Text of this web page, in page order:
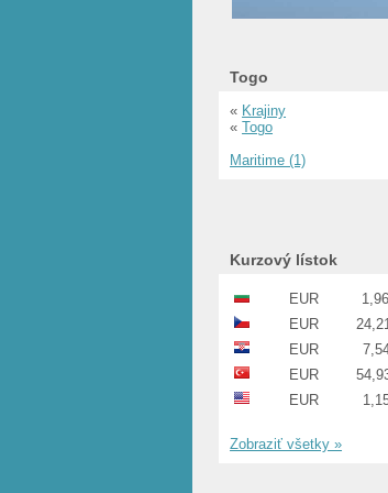
Togo
« Krajiny
«Togo
Maritime (1)
Kurzový lístok
EUR
EUR
EUR
EUR
EUR
Zobraziť všetky »